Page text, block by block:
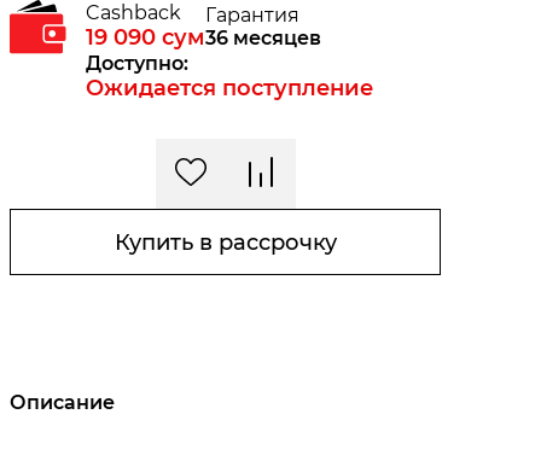
Cashback
19 090 сум
Гарантия
36 месяцев
Доступно:
Ожидается поступление
Купить в рассрочку
Описание